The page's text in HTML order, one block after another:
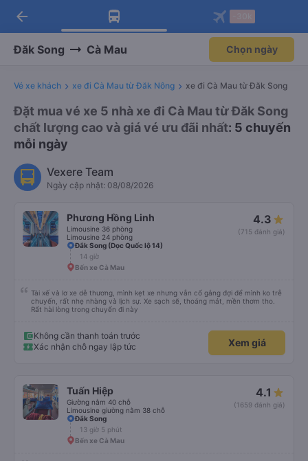
Tải app Vexere ngay!
Nhận ưu đãi thành viên độc
Mở app
Tải app Vexere
-30k/ghế khi đặt vé máy bay qua
Mở app
arrow_back
Đăk Song Cà Mau Chọn ngày
Vé xe khách xe đi Cà Mau từ Đăk Nông xe đi Cà Mau từ Đăk Song
Đặt mua vé xe 5 nhà xe đi Cà Mau từ Đăk Song
chất lượng cao và giá vé ưu đãi nhất: 5 chuyến
mỗi ngày
Vexere Team
Ngày cập nhật: 08/08/2026
Phương Hồng Linh
Limousine 36 phòng
Limousine 24 phòng
4.3
(715 đánh giá)
Đắk Song (Dọc Quốc lộ 14)
14 giờ
Bến xe Cà Mau
Tài xế và lơ xe dễ thương, mình kẹt xe nhưng vẫn cố gắng đợi để mình ko trễ
chuyến, rất nhẹ nhàng và lịch sự. Xe sạch sẽ, thoáng mát, mền thơm tho.
Rất hài lòng trong chuyến đi này
Không cần thanh toán trước
Xác nhận chỗ ngay lập tức
Xem giá
Tuấn Hiệp
Giường nằm 40 chỗ
Limousine giường nằm 38 chỗ
4.1
(1659 đánh giá)
Đắk Song
13 giờ 5 phút
Bến xe Cà Mau